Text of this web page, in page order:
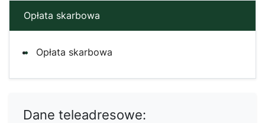
Opłata skarbowa
Opłata skarbowa
Dane teleadresowe: